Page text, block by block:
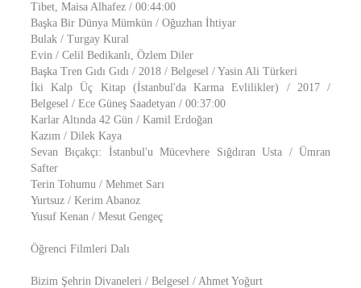
Tibet, Maisa Alhafez / 00:44:00
Başka Bir Dünya Mümkün / Oğuzhan İhtiyar
Bulak / Turgay Kural
Evin / Celil Bedikanlı, Özlem Diler
Başka Tren Gıdı Gıdı / 2018 / Belgesel / Yasin Ali Türkeri
İki Kalp Üç Kitap (İstanbul'da Karma Evlilikler) / 2017 /
Belgesel / Ece Güneş Saadetyan / 00:37:00
Karlar Altında 42 Gün / Kamil Erdoğan
Kazım / Dilek Kaya
Sevan Bıçakçı: İstanbul'u Mücevhere Sığdıran Usta / Ümran
Safter
Terin Tohumu / Mehmet Sarı
Yurtsuz / Kerim Abanoz
Yusuf Kenan / Mesut Gengeç
Öğrenci Filmleri Dalı
Bizim Şehrin Divaneleri / Belgesel / Ahmet Yoğurt